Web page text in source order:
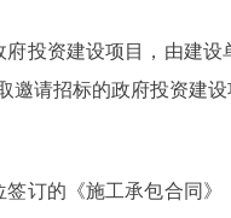
资建设项目，由建设
邀请招标的政府投资建
的《施工承包合同》